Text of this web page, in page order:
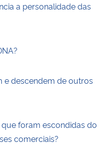
a personalidade das
e descendem de outros
foram escondidas do
comerciais?